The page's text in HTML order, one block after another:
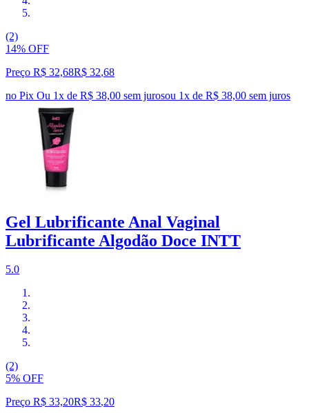
(2)
14% OFF
Preço R$ 32,68R$ 32,68
no Pix Ou 1x de R$ 38,00 sem jurosou 1x de R$ 38,00 sem juros
Gel Lubrificante Anal Vaginal
Lubrificante Algodão Doce INTT
5.0
(2)
5% OFF
Preço R$ 33,20R$ 33,20